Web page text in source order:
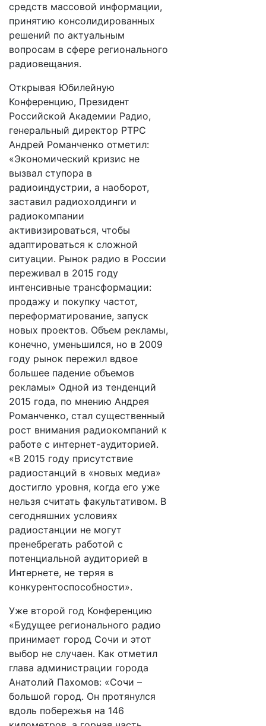
средств массовой информации,
принятию консолидированных
решений по актуальным
вопросам в сфере регионального
радиовещания.
Открывая Юбилейную
Конференцию, Президент
Российской Академии Радио,
генеральный директор РТРС
Андрей Романченко отметил:
«Экономический кризис не
вызвал ступора в
радиоиндустрии, а наоборот,
заставил радиохолдинги и
радиокомпании
активизироваться, чтобы
адаптироваться к сложной
ситуации. Рынок радио в России
переживал в 2015 году
интенсивные трансформации:
продажу и покупку частот,
переформатирование, запуск
новых проектов. Объем рекламы,
конечно, уменьшился, но в 2009
году рынок пережил вдвое
большее падение объемов
рекламы» Одной из тенденций
2015 года, по мнению Андрея
Романченко, стал существенный
рост внимания радиокомпаний к
работе с интернет-аудиторией.
«В 2015 году присутствие
радиостанций в «новых медиа»
достигло уровня, когда его уже
нельзя считать факультативом. В
сегодняшних условиях
радиостанции не могут
пренебрегать работой с
потенциальной аудиторией в
Интернете, не теряя в
конкурентоспособности».
Уже второй год Конференцию
«Будущее регионального радио
принимает город Сочи и этот
выбор не случаен. Как отметил
глава администрации города
Анатолий Пахомов: «Сочи –
большой город. Он протянулся
вдоль побережья на 146